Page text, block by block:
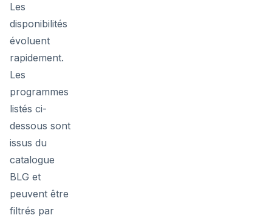
Les
disponibilités
évoluent
rapidement.
Les
programmes
listés ci-
dessous sont
issus du
catalogue
BLG et
peuvent être
filtrés par